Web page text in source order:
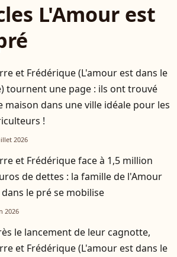
L'Amour est
et Frédérique (L'amour est dans le
tournent une page : ils ont trouvé
maison dans une ville idéale pour les
!
2026
et Frédérique face à 1,5 million
de dettes : la famille de l'Amour
le pré se mobilise
2026
le lancement de leur cagnotte,
et Frédérique (L'amour est dans le